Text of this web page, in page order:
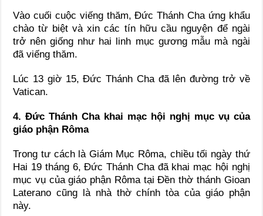
Vào cuối cuộc viếng thăm, Đức Thánh Cha ứng khẩu
chào từ biệt và xin các tín hữu cầu nguyện để ngài
trở nên giống như hai linh mục gương mẫu mà ngài
đã viếng thăm.
Lúc 13 giờ 15, Đức Thánh Cha đã lên đường trở về
Vatican.
4. Đức Thánh Cha khai mạc hội nghị mục vụ của
giáo phận Rôma
Trong tư cách là Giám Mục Rôma, chiều tối ngày thứ
Hai 19 tháng 6, Đức Thánh Cha đã khai mạc hội nghị
mục vụ của giáo phận Rôma tại Đền thờ thánh Gioan
Laterano cũng là nhà thờ chính tòa của giáo phận
này.